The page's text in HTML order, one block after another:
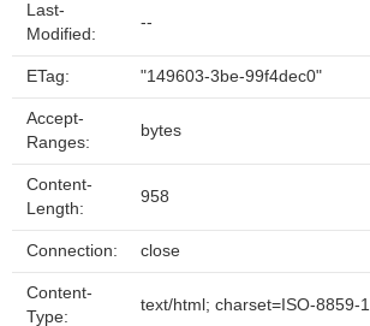
Last-
Modified:
--
ETag: "149603-3be-99f4dec0"
Accept-
Ranges:
bytes
Content-
Length:
958
Connection: close
Content-
Type:
text/html; charset=ISO-8859-1